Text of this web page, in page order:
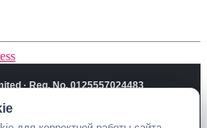
· Reg. No. 0125557024483
Bang Yai District, Nonthaburi 11140,